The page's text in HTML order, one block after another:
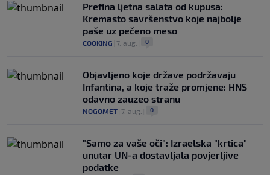
Prefina ljetna salata od kupusa:
Kremasto savršenstvo koje najbolje
paše uz pečeno meso
COOKING 7. aug. 0
Objavljeno koje države podržavaju
Infantina, a koje traže promjene: HNS
odavno zauzeo stranu
NOGOMET 7. aug. 0
"Samo za vaše oči": Izraelska "krtica"
unutar UN-a dostavljala povjerljive
podatke